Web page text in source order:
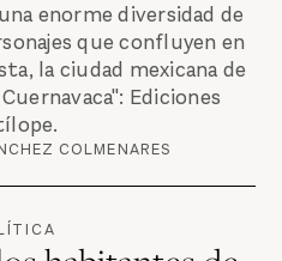
enorme diversidad de
que confluyen en
la ciudad mexicana de
Ediciones
COLMENARES